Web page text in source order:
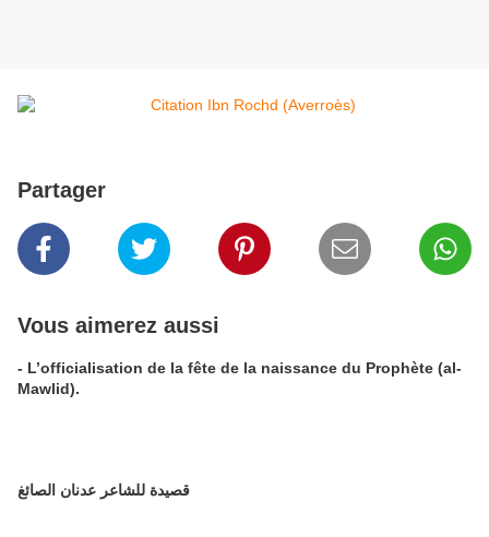
Partager
Vous aimerez aussi
- L’officialisation de la fête de la naissance du Prophète (al-
Mawlid).
قصيدة للشاعر عدنان الصائغ